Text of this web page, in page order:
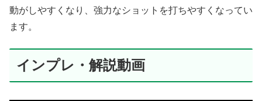
動がしやすくなり、強力なショットを打ちやすくなってい
ます。
インプレ・解説動画